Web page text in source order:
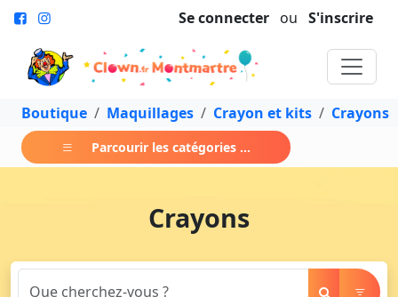
Se connecter ou S'inscrire
Boutique Maquillages Crayon et kits Crayons
Parcourir les catégories ...
Crayons